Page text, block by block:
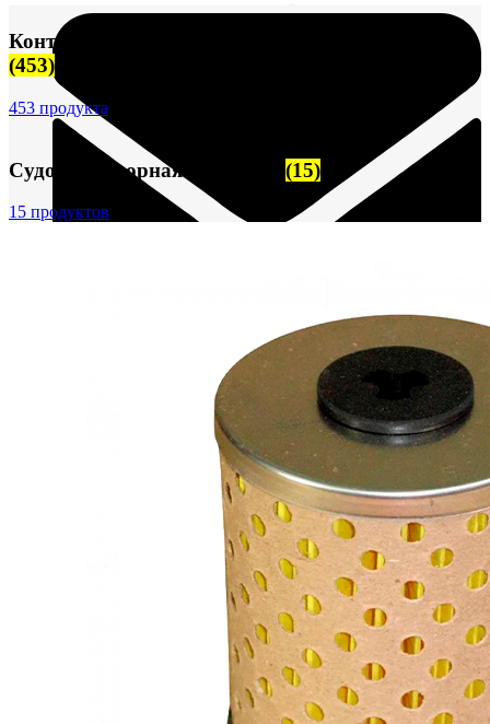
Контрольно-измерительные приборы (КИПиА)
(453)
453 продукта
Судовая запорная арматура (15)
15 продуктов